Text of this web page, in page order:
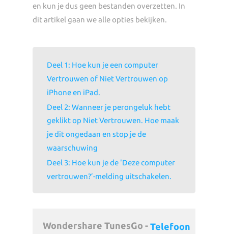
en kun je dus geen bestanden overzetten. In
dit artikel gaan we alle opties bekijken.
Deel 1: Hoe kun je een computer
Vertrouwen of Niet Vertrouwen op
iPhone en iPad.
Deel 2: Wanneer je perongeluk hebt
geklikt op Niet Vertrouwen. Hoe maak
je dit ongedaan en stop je de
waarschuwing
Deel 3: Hoe kun je de 'Deze computer
vertrouwen?’-melding uitschakelen.
Wondershare TunesGo - Telefoon